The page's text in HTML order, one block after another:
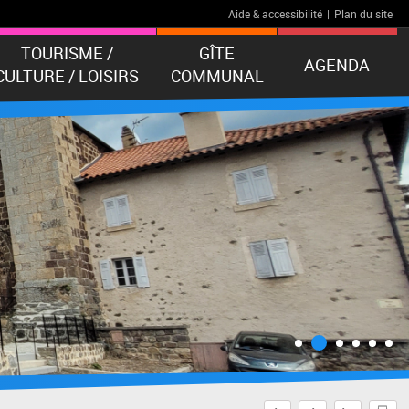
Aide & accessibilité | Plan du site
TOURISME /
/ LOISIRS
GÎTE
COMMUNAL
AGENDA